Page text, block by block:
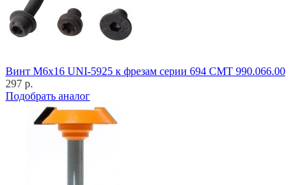
Винт M6x16 UNI-5925 к фрезам серии 694 CMT 990.066.00
297 р.
Подобрать аналог